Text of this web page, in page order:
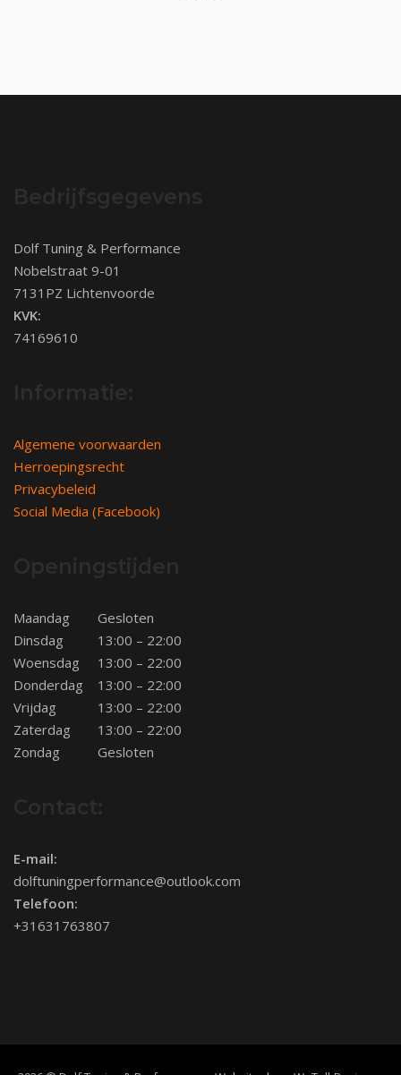
Dolf Tuning & Performance
Nobelstraat 9-01
7131PZ Lichtenvoorde
KVK:
74169610
Algemene voorwaarden
Herroepingsrecht
Privacybeleid
Social Media (Facebook)
Maandag
Gesloten
Dinsdag
13:00 – 22:00
Woensdag
13:00 – 22:00
Donderdag
13:00 – 22:00
Vrijdag
13:00 – 22:00
Zaterdag
13:00 – 22:00
Zondag
Gesloten
E-mail:
dolftuningperformance@outlook.com
Telefoon:
+31631763807